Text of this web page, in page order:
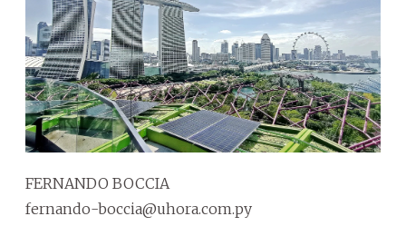
FERNANDO BOCCIA
fernando-boccia@uhora.com.py